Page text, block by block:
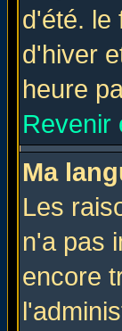
d'été. le
d'hiver
heure
Revenir
Ma
Les
n'a pas
encore